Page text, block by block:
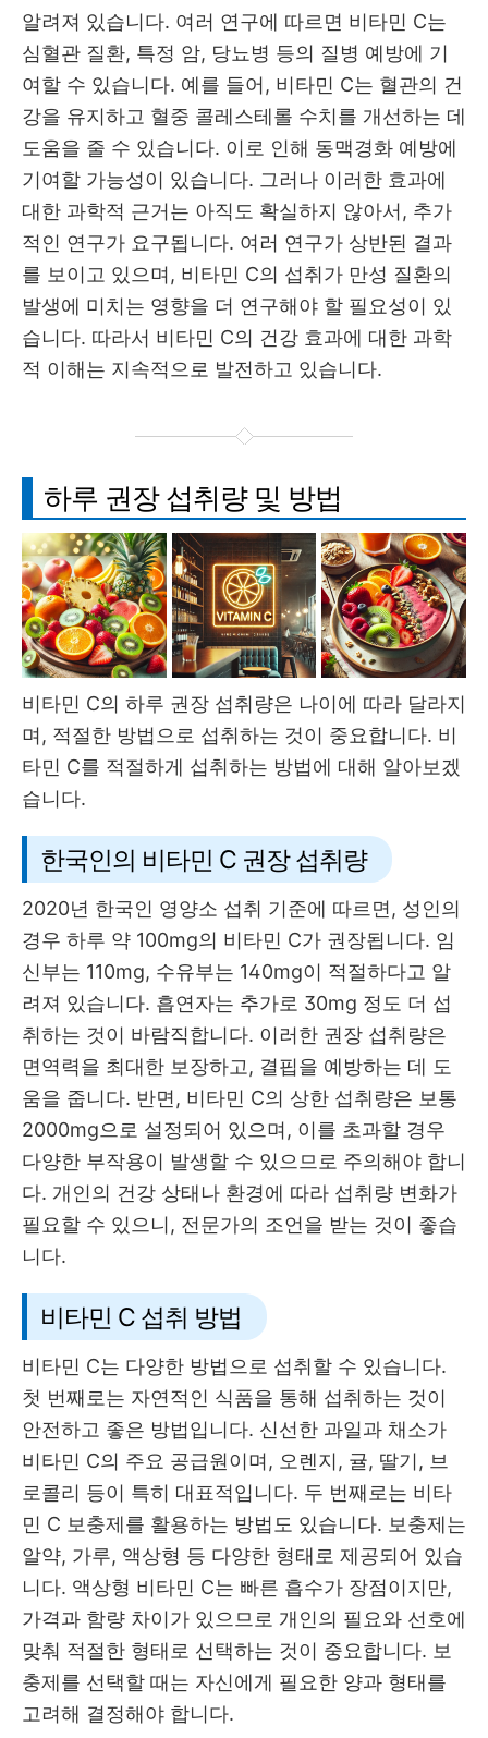
알려져 있습니다. 여러 연구에 따르면 비타민 C는
심혈관 질환, 특정 암, 당뇨병 등의 질병 예방에 기
여할 수 있습니다. 예를 들어, 비타민 C는 혈관의 건
강을 유지하고 혈중 콜레스테롤 수치를 개선하는 데
도움을 줄 수 있습니다. 이로 인해 동맥경화 예방에
기여할 가능성이 있습니다. 그러나 이러한 효과에
대한 과학적 근거는 아직도 확실하지 않아서, 추가
적인 연구가 요구됩니다. 여러 연구가 상반된 결과
를 보이고 있으며, 비타민 C의 섭취가 만성 질환의
발생에 미치는 영향을 더 연구해야 할 필요성이 있
습니다. 따라서 비타민 C의 건강 효과에 대한 과학
적 이해는 지속적으로 발전하고 있습니다.
하루 권장 섭취량 및 방법
비타민 C의 하루 권장 섭취량은 나이에 따라 달라지
며, 적절한 방법으로 섭취하는 것이 중요합니다. 비
타민 C를 적절하게 섭취하는 방법에 대해 알아보겠
습니다.
한국인의 비타민 C 권장 섭취량
2020년 한국인 영양소 섭취 기준에 따르면, 성인의
경우 하루 약 100mg의 비타민 C가 권장됩니다. 임
신부는 110mg, 수유부는 140mg이 적절하다고 알
려져 있습니다. 흡연자는 추가로 30mg 정도 더 섭
취하는 것이 바람직합니다. 이러한 권장 섭취량은
면역력을 최대한 보장하고, 결핍을 예방하는 데 도
움을 줍니다. 반면, 비타민 C의 상한 섭취량은 보통
2000mg으로 설정되어 있으며, 이를 초과할 경우
다양한 부작용이 발생할 수 있으므로 주의해야 합니
다. 개인의 건강 상태나 환경에 따라 섭취량 변화가
필요할 수 있으니, 전문가의 조언을 받는 것이 좋습
니다.
비타민 C 섭취 방법
비타민 C는 다양한 방법으로 섭취할 수 있습니다.
첫 번째로는 자연적인 식품을 통해 섭취하는 것이
안전하고 좋은 방법입니다. 신선한 과일과 채소가
비타민 C의 주요 공급원이며, 오렌지, 귤, 딸기, 브
로콜리 등이 특히 대표적입니다. 두 번째로는 비타
민 C 보충제를 활용하는 방법도 있습니다. 보충제는
알약, 가루, 액상형 등 다양한 형태로 제공되어 있습
니다. 액상형 비타민 C는 빠른 흡수가 장점이지만,
가격과 함량 차이가 있으므로 개인의 필요와 선호에
맞춰 적절한 형태로 선택하는 것이 중요합니다. 보
충제를 선택할 때는 자신에게 필요한 양과 형태를
고려해 결정해야 합니다.